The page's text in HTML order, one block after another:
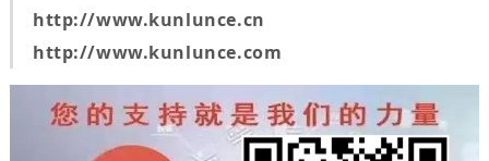
http://www.kunlunce.cn
http://www.kunlunce.com